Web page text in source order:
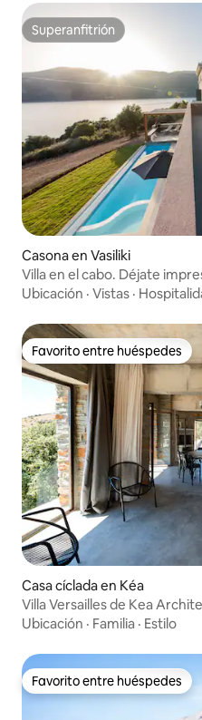
Superanfitrión
Superanfitrión
Casona en Vasiliki
Villa en el cabo. Déjate
Ubicación · Vistas ·
Favorito entre huéspedes
Favorito entre huéspedes
Casa cíclada en Kéa
Villa Versailles de Kea
Ubicación · Familia · Estilo
Favorito entre huéspedes
Favorito entre huéspedes